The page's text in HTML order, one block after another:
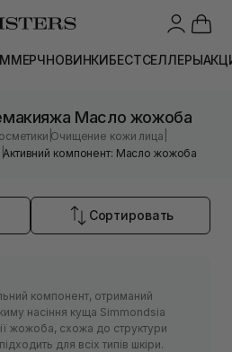
МЕРЧНОВИНКИБЕСТСЕЛЛЕРЫ
Масло жожоба
|Очищение кожи лица
|Активний компонент: Масло жожоба
Сортировать
компонент, отриманий
насіння куща Simmondsia
жожоба, схожа до структури
для всіх типів шкіри.